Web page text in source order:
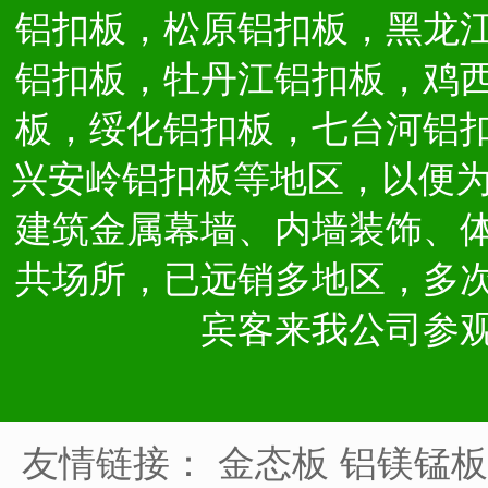
铝扣板，松原铝扣板，黑龙
铝扣板，牡丹江铝扣板，鸡
板，绥化铝扣板，七台河铝
兴安岭铝扣板等地区，以便
建筑金属幕墙、内墙装饰、
共场所，已远销多地区，多
宾客来我公司参
友情链接： 金态板 铝镁锰板